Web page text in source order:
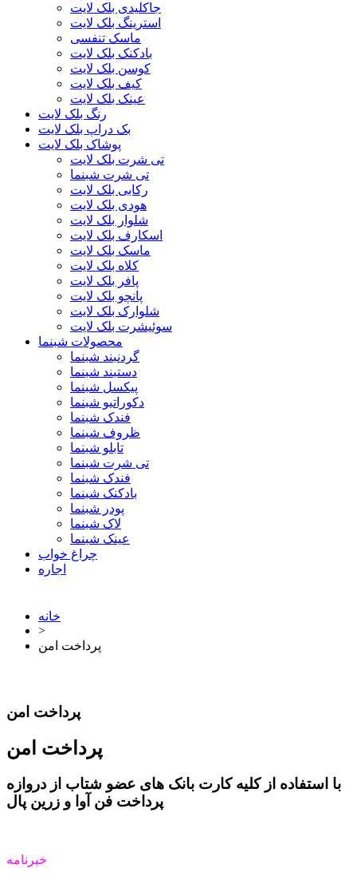
جاکلیدی بلک لایت
استرینگ بلک لایت
ماسک تنفسی
بادکنک بلک لایت
کوسن بلک لایت
کیف بلک لایت
عینک بلک لایت
رنگ بلک لایت
بک دراپ بلک لایت
پوشاک بلک لایت
تی شرت بلک لایت
تی شرت شبنما
رکابی بلک لایت
هودی بلک لایت
شلوار بلک لایت
اسکارف بلک لایت
ماسک بلک لایت
کلاه بلک لایت
پافر بلک لایت
پانچو بلک لایت
شلوارک بلک لایت
سوئیشرت بلک لایت
محصولات شبنما
گردنبند شبنما
دستبند شبنما
پیکسل شبنما
دکوراتیو شبنما
فندک شبنما
ظروف شبنما
تابلو شبنما
تی شرت شبنما
فندک شبنما
بادکنک شبنما
پودر شبنما
لاک شبنما
عینک شبنما
چراغ خواب
اجاره
خانه
>
پرداخت امن
پرداخت امن
پرداخت امن
با استفاده از کلیه کارت بانک های عضو شتاب از دروازه
پرداخت فن آوا و زرین پال
خبرنامه